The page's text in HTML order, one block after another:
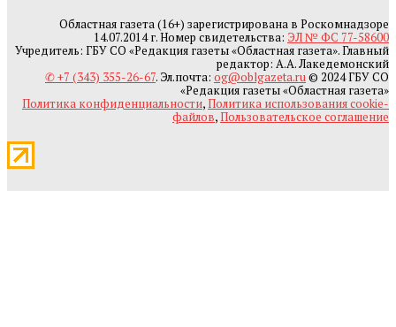
Областная газета (16+) зарегистрирована в Роскомнадзоре
14.07.2014 г. Номер свидетельства: ЭЛ № ФС 77-58600
Учредитель: ГБУ СО «Редакция газеты «Областная газета». Главный
редактор: А.А. Лакедемонский
✆ +7 (343) 355-26-67. Эл.почта: og@oblgazeta.ru© 2024 ГБУ СО
«Редакция газеты «Областная газета»
Политика конфиденциальности,Политика использования cookie-
файлов,Пользовательское соглашение